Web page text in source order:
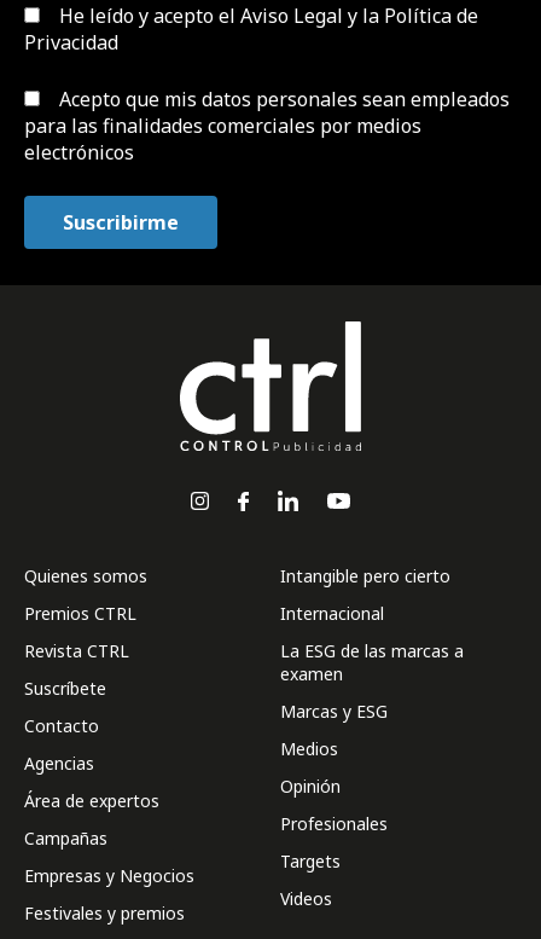
He leído y acepto el Aviso Legal y la Política de
Privacidad
Acepto que mis datos personales sean empleados
para las finalidades comerciales por medios
electrónicos
Quienes somos
Premios CTRL
Revista CTRL
Suscríbete
Contacto
Agencias
Área de expertos
Campañas
Empresas y Negocios
Festivales y premios
Intangible pero cierto
Internacional
La ESG de las marcas a
examen
Marcas y ESG
Medios
Opinión
Profesionales
Targets
Videos